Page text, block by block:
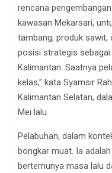
rencana
kawasan Mekarsari,
tambang, produk sawit,
posisi strategis
Kalimantan. Saatnya
kelas,” kata Syamsir
Kalimantan Selatan,
Mei lalu.
Pelabuhan, dalam
bongkar muat. Ia
bertemunya masa lalu